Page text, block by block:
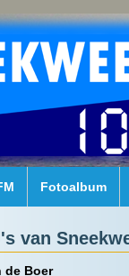
Fotoalbum
van
de Boer